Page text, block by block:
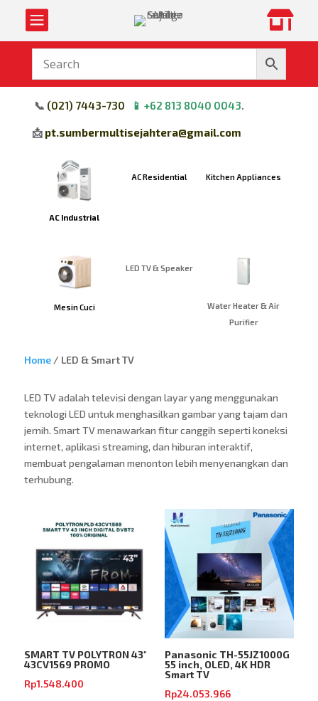
 
📞 (021) 7443-730 📱 +62 813 8040 0043.
📩 pt.sumbermultisejahtera@gmail.com
AC Industrial
AC Residential Kitchen Appliances
Mesin Cuci
LED TV & Speaker
Water Heater & Air
Purifier
Home/ LED & Smart TV
LED TV adalah televisi dengan layar yang menggunakan
teknologi LED untuk menghasilkan gambar yang tajam dan
jernih. Smart TV menawarkan fitur canggih seperti koneksi
internet, aplikasi streaming, dan hiburan interaktif,
membuat pengalaman menonton lebih menyenangkan dan
terhubung.
SMART TV POLYTRON 43″
43CV1569 PROMO
Rp1.548.400
Panasonic TH-55JZ1000G
55 inch, OLED, 4K HDR
Smart TV
Rp24.053.966